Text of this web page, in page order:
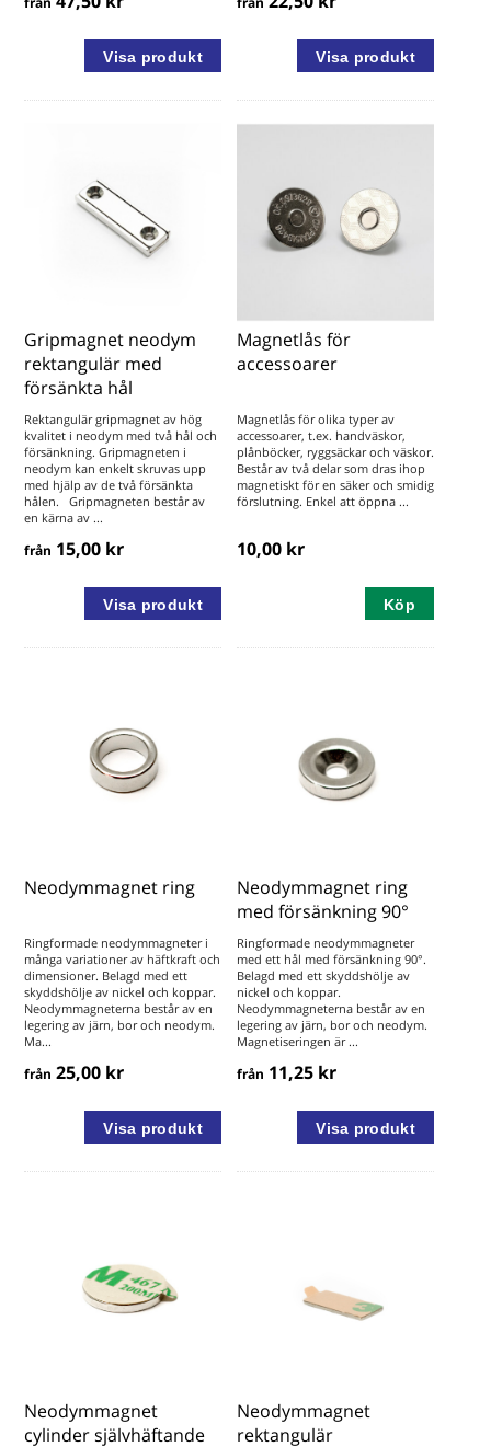
Gripmagnet neodym
rektangulär med
försänkta hål
Rektangulär gripmagnet av hög
kvalitet i neodym med två hål och
försänkning. Gripmagneten i
neodym kan enkelt skruvas upp
med hjälp av de två försänkta
hålen. Gripmagneten består av
en kärna av ...
från 15,00 kr
Magnetlås för
accessoarer
Magnetlås för olika typer av
accessoarer, t.ex. handväskor,
plånböcker, ryggsäckar och väskor.
Består av två delar som dras ihop
magnetiskt för en säker och smidig
förslutning. Enkel att öppna ...
10,00 kr
Köp
Neodymmagnet ring
Ringformade neodymmagneter i
många variationer av häftkraft och
dimensioner. Belagd med ett
skyddshölje av nickel och koppar.
Neodymmagneterna består av en
legering av järn, bor och neodym.
Ma...
från 25,00 kr
Neodymmagnet ring
med försänkning 90°
Ringformade neodymmagneter
med ett hål med försänkning 90°.
Belagd med ett skyddshölje av
nickel och koppar.
Neodymmagneterna består av en
legering av järn, bor och neodym.
Magnetiseringen är ...
från 11,25 kr
Neodymmagnet
cylinder självhäftande
Neodymmagnet
rektangulär